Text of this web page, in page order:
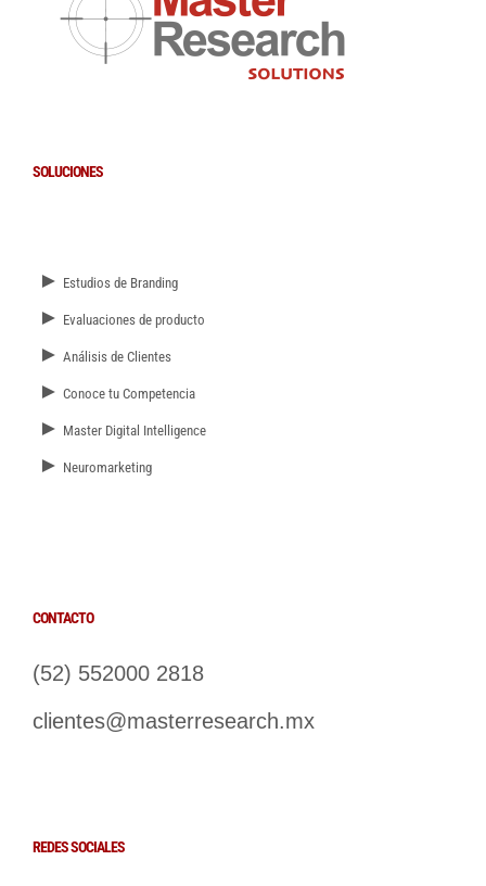
SOLUCIONES
► Estudios de Branding
► Evaluaciones de producto
► Análisis de Clientes
► Conoce tu Competencia
► Master Digital Intelligence
► Neuromarketing
CONTACTO
(52) 552000 2818
clientes@masterresearch.mx
REDES SOCIALES